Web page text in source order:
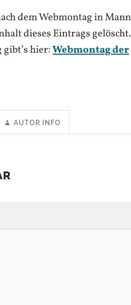
dem Webmontag in
dieses Eintrags
hier:Webmontag der
AUTOR INFO